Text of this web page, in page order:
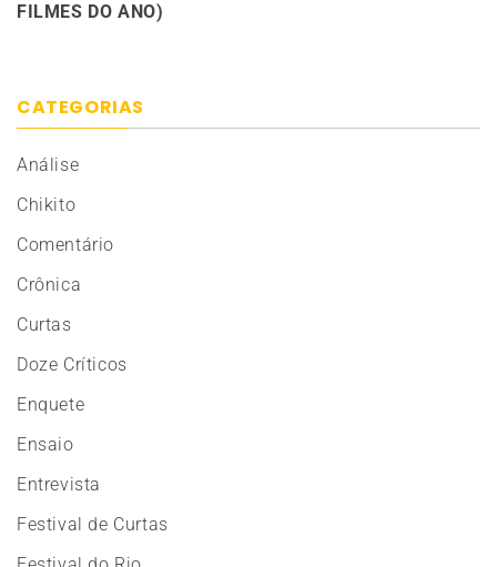
FILMES DO ANO)
CATEGORIAS
Análise
Chikito
Comentário
Crônica
Curtas
Doze Críticos
Enquete
Ensaio
Entrevista
Festival de Curtas